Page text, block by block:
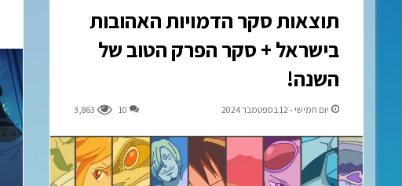
תוצאות סקר הדמויות האהובות
בישראל + סקר הפרק הטוב של
השנה!
יום חמישי - 12 בספטמבר 2024 10
3,863